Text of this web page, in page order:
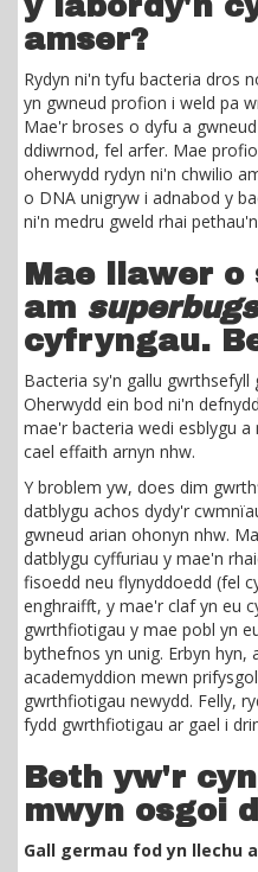
amser?
Rydyn ni'n tyfu bacteria dros
yn gwneud profion i weld pa
Mae'r broses o dyfu a
ddiwrnod, fel arfer. Mae
oherwydd rydyn ni'n chwilio
o DNA unigryw i adnabod y
ni'n medru gweld rhai
Mae llawer o
am superbugs
cyfryngau.
Bacteria sy'n gallu
Oherwydd ein bod ni'n
mae'r bacteria wedi esblygu
cael effaith arnyn nhw.
Y broblem yw, does dim
datblygu achos dydy'r
gwneud arian ohonyn nhw.
datblygu cyffuriau y mae'n
fisoedd neu flynyddoedd (fel
enghraifft, y mae'r claf yn eu
gwrthfiotigau y mae pobl yn
bythefnos yn unig. Erbyn
academyddion mewn
gwrthfiotigau newydd. Felly,
fydd gwrthfiotigau ar gael i
Beth yw'r
mwyn osgoi
Gall germau fod yn llechu